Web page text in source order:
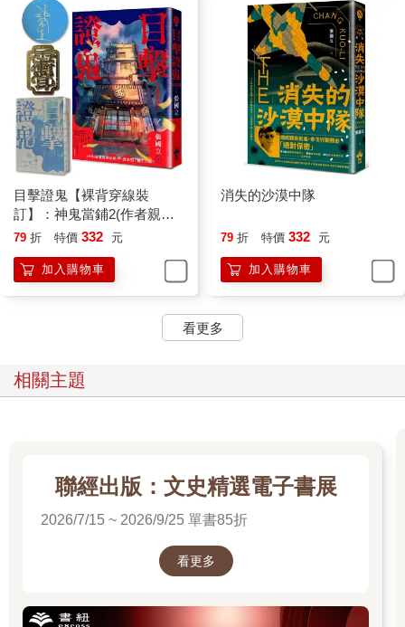
得早，此刻燈火通明，他慢慢移動視線至其他房子，密密麻麻，
不過都是兩三層樓老房子，無明顯標的物。
轉換位置，看到更好地點，牆面灰泥掉了好幾塊的褪色公寓三樓
那扇窗戶，將近五點，天空剩下灰暗濃雲，許多房子已開燈，冷
風從西北面襲來，那是唯一仍打開的窗戶。估計住戶不怕冷，估
計住戶忘記關窗而且人不在房內，但等到七點以後不開燈不關
窗，又居高臨下對著餐廳玻璃窗，當然是第一威脅。他舉單管瞄
準鏡再看一次，沒錯，如果他是狙擊手，絕對選那個窗口。
小艾並未忽略其他位置，但他得照威脅程度列出排行榜，三樓不
開燈的窗戶排行第一。攀上屋頂，爬到窗戶上面順水管往下，屋
內一股潮味，沒人。他嗅嗅，也沒冰冷槍油味。
千算萬算，對手選擇排名第三的位置，東邊臺階上的旅館，從那
裡射擊將軍的角度很小，失手機率高。夜晚、廣場僅有四盞光線
微弱的路燈，風很大，小艾眼睜睜看著雨絲的變化，聽見餐廳玻
當時小艾穿灰色雨衣窩在餐廳旁公寓樓頂，芬蘭製薩柯TRG22式
約五公斤，用起來輕便，有效射程八百公尺，使用於狹窄擁擠的
山城足夠了，不過沒機會試射，偏偏還下雨，如果真出現敵人，
一圈泥灰。
攻擊者撤退了。小艾再幹一槍，馬上收起槍要追，腦中響起將軍
的話，哪個目標該優先考量？他奉命看住將軍的背，不是追殺刺
客。第一優先目標是中槍的將軍。他跳下樓，朝餐廳飛奔而去。
該死，他疏忽了，對方選擇旅館也為了逃生路線。
目擊證鬼【裸背穿線裝
訂】：神鬼當鋪2(作者親簽
＋雨漸耳金屬書籤)
79 折 特價 332 元
加入購物車
消失的沙漠中隊
79 折 特價 332 元
加入購物車
看更多
相關主題
聯經出版：文史精選電子書展
2026/7/15 ~ 2026/9/25 單書85折
看更多